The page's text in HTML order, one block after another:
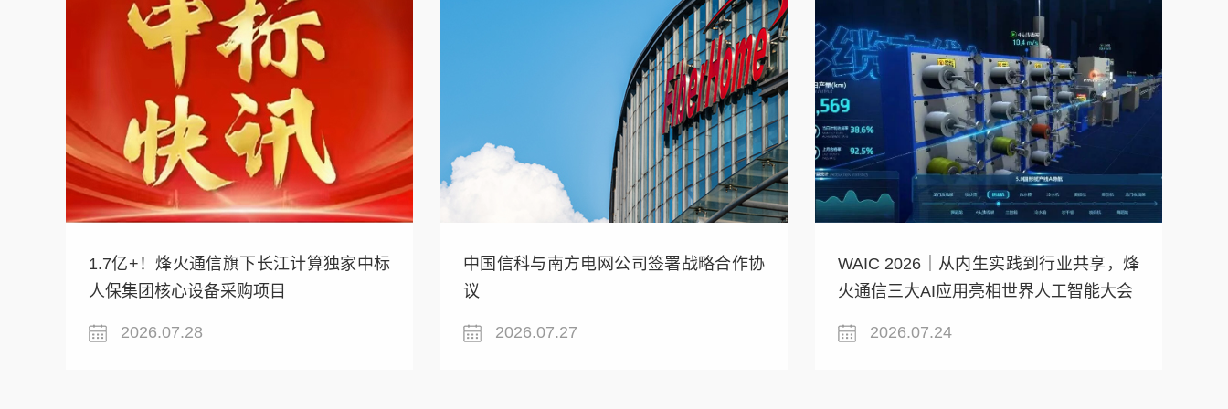
1.7亿+！烽火通信旗下长江计算独家中标
人保集团核心设备采购项目
2026.07.28
中国信科与南方电网公司签署战略合作协
议
2026.07.27
WAIC 2026｜从内生实践到行业共享，烽
火通信三大AI应用亮相世界人工智能大会
2026.07.24